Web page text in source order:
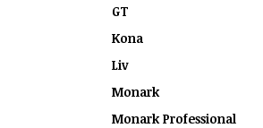
GT
Kona
Liv
Monark
Monark Professional